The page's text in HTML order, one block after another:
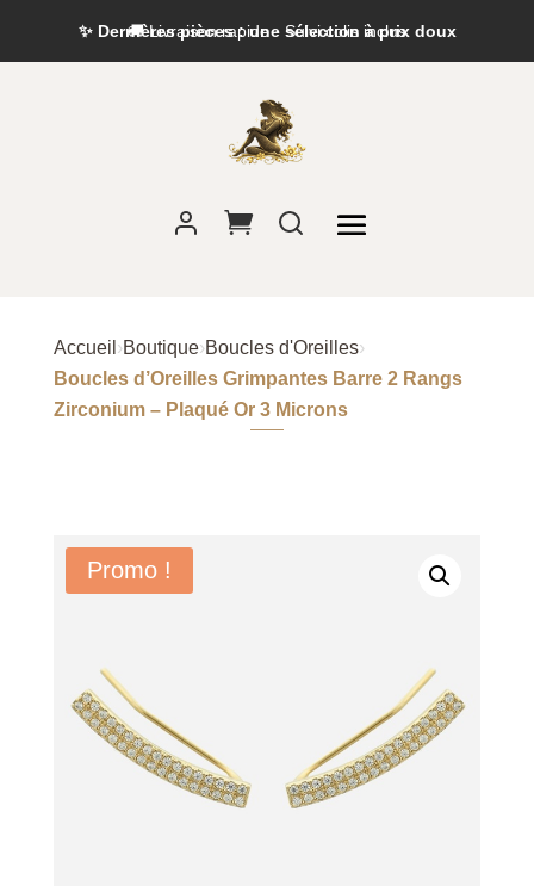
✨ Dernières pièces : une sélection à prix doux
Accueil ›Boutique›Boucles d'Oreilles›
Boucles d’Oreilles Grimpantes Barre 2 Rangs
Zirconium – Plaqué Or 3 Microns
Promo !